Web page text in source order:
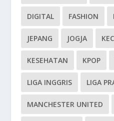
DIGITAL FASHION
JEPANG JOGJA
KESEHATAN KPOP
LIGA INGGRIS LIGA
MANCHESTER UNITED